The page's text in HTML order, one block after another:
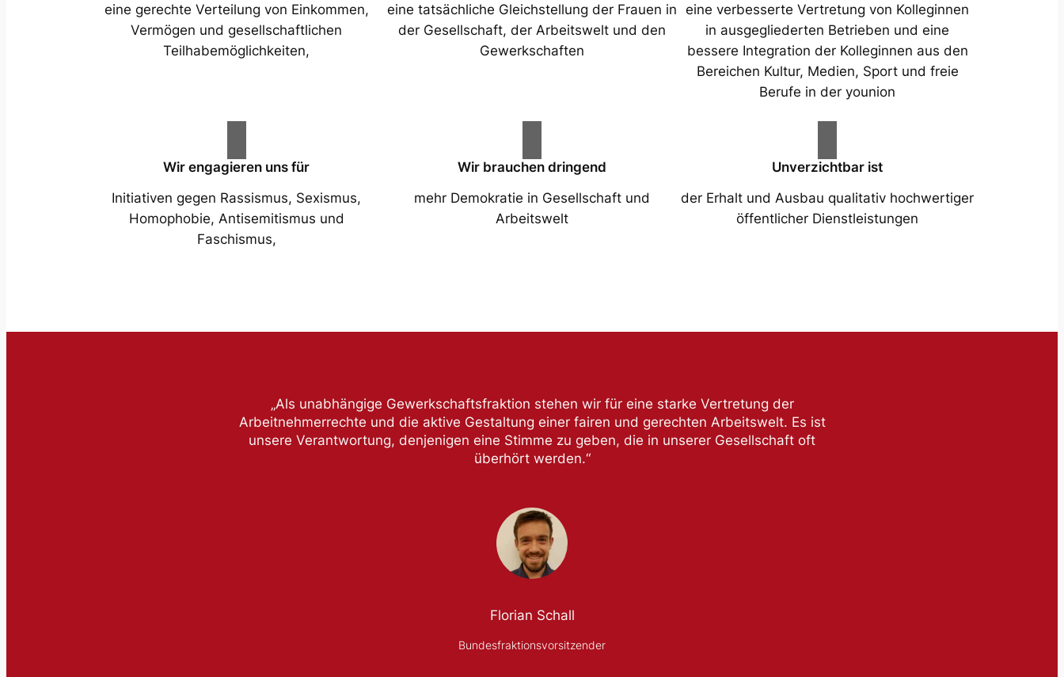
eine gerechte Verteilung von Einkommen,
Vermögen und gesellschaftlichen
Teilhabemöglichkeiten,
eine tatsächliche Gleichstellung der Frauen in
der Gesellschaft, der Arbeitswelt und den
Gewerkschaften
eine verbesserte Vertretung von Kolleginnen
in ausgegliederten Betrieben und eine
bessere Integration der Kolleginnen aus den
Bereichen Kultur, Medien, Sport und freie
Berufe in der younion
Wir engagieren uns für
Initiativen gegen Rassismus, Sexismus,
Homophobie, Antisemitismus und
Faschismus,
Wir brauchen dringend
mehr Demokratie in Gesellschaft und
Arbeitswelt
Unverzichtbar ist
der Erhalt und Ausbau qualitativ hochwertiger
öffentlicher Dienstleistungen
„Als unabhängige Gewerkschaftsfraktion stehen wir für eine starke Vertretung der
Arbeitnehmerrechte und die aktive Gestaltung einer fairen und gerechten Arbeitswelt. Es ist
unsere Verantwortung, denjenigen eine Stimme zu geben, die in unserer Gesellschaft oft
überhört werden.“
Florian Schall
Bundesfraktionsvorsitzender